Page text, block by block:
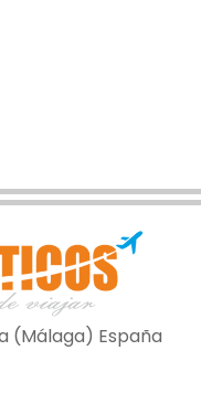
(Málaga) España